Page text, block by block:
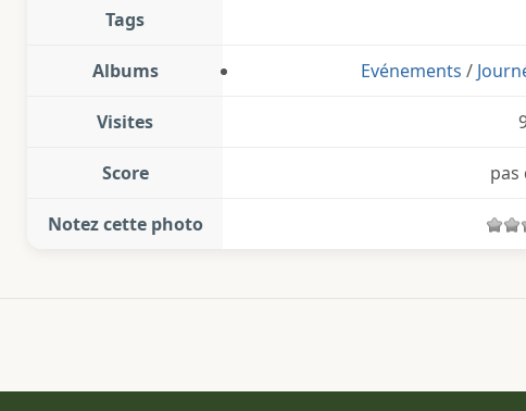
Tags
Albums Evénements /
Visites
Score pas
Notez cette photo